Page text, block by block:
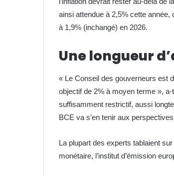
ainsi attendue à 2,5% cette
à 1,9% (inchangé) en 2026.
Une longueur
« Le Conseil des gouverneurs est
objectif de 2% à moyen terme »,
suffisamment restrictif, aussi
BCE va s’en tenir aux
La plupart des experts tablaient
monétaire, l’institut d’émission